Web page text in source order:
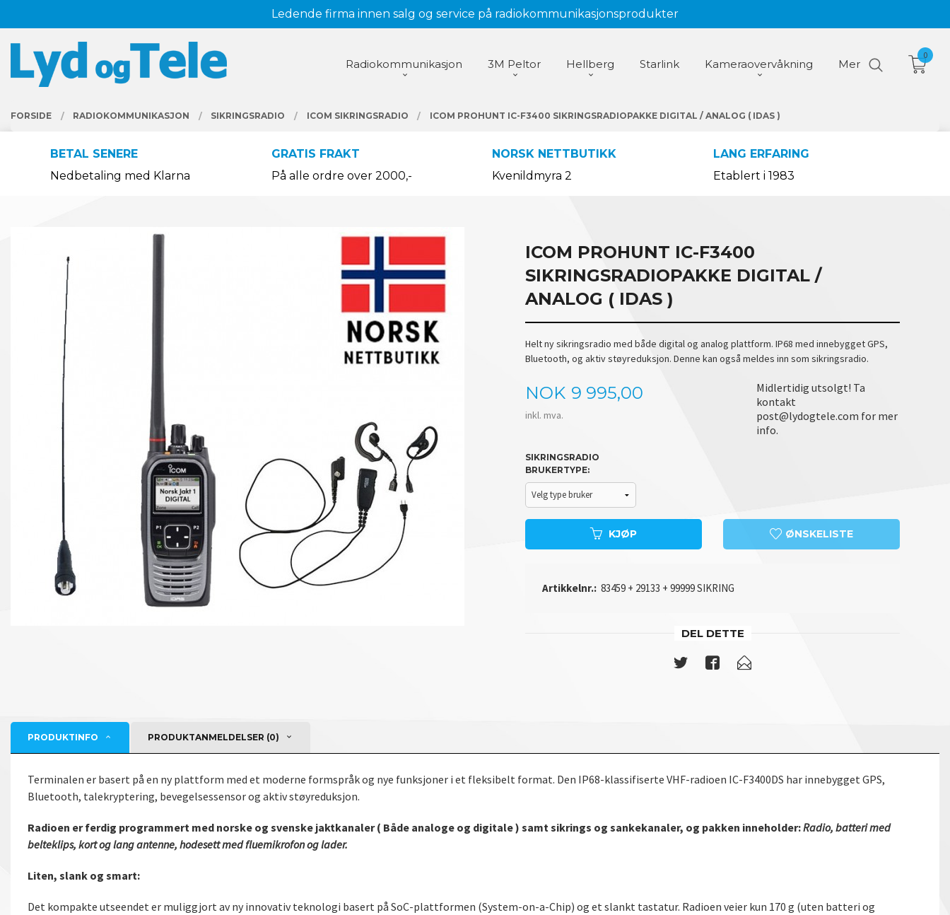
til
innholdet
Ledende firma innen salg og service på radiokommunikasjonsprodukter
PRODUKTER
Radiokommunikasjon 3M Peltor Hellberg Starlink Kameraovervåkning Mer
0
FORSIDE RADIOKOMMUNIKASJON SIKRINGSRADIO ICOM SIKRINGSRADIO ICOM PROHUNT IC-F3400 SIKRINGSRADIOPAKKE DIGITAL / ANALOG ( IDAS )
BETAL SENERE
Nedbetaling med Klarna
GRATIS FRAKT
På alle ordre over 2000,-
NORSK NETTBUTIKK
Kvenildmyra 2
LANG ERFARING
Etablert i 1983
ICOM PROHUNT IC-F3400
SIKRINGSRADIOPAKKE DIGITAL /
ANALOG ( IDAS )
Helt ny sikringsradio med både digital og analog plattform. IP68 med innebygget GPS,
Bluetooth, og aktiv støyreduksjon. Denne kan også meldes inn som sikringsradio.
Pris
NOK 9 995,00
inkl. mva.
Midlertidig utsolgt! Ta
kontakt
post@lydogtele.com for mer
info.
SIKRINGSRADIO
BRUKERTYPE:
KJØP ØNSKELISTE
Artikkelnr.: 83459 + 29133 + 99999 SIKRING
DEL DETTE
PRODUKTINFO PRODUKTANMELDELSER (0)
Terminalen er basert på en ny plattform med et moderne formspråk og nye funksjoner i et fleksibelt format. Den IP68-klassifiserte VHF-radioen IC-F3400DS har innebygget GPS,
Bluetooth, talekryptering, bevegelsessensor og aktiv støyreduksjon.
Radioen er ferdig programmert med norske og svenske jaktkanaler ( Både analoge og digitale ) samt sikrings og sankekanaler, og pakken inneholder:Radio, batteri med
belteklips, kort og lang antenne, hodesett med fluemikrofon og lader.
Liten, slank og smart:
Det kompakte utseendet er muliggjort av ny innovativ teknologi basert på SoC-plattformen (System-on-a-Chip) og et slankt tastatur. Radioen veier kun 170 g (uten batteri og